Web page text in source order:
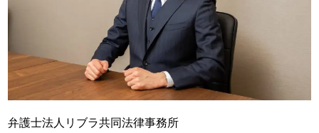
弁護士法人リブラ共同法律事務所